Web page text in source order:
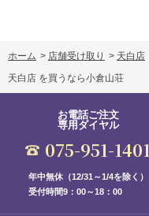
ホーム > 店舗受け取り > 天白店
天白店 を買うなら小倉山荘
お電話ご注文
専用ダイヤル
075-951-1401
年中無休（12/31～1/4を除く）
受付時間9：00～18：00